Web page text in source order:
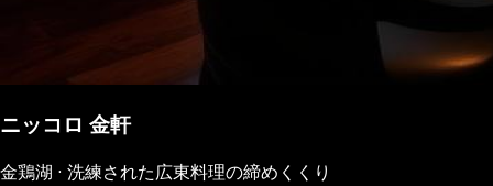
ニッコロ 金軒
金鶏湖 · 洗練された広東料理の締めくくり